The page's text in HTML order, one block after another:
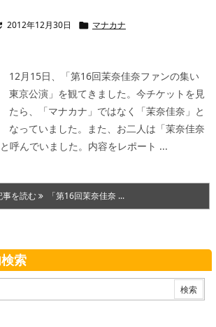
2012年12月30日  マナカナ
12月15日、「第16回茉奈佳奈ファンの集い
東京公演」を観てきました。今チケットを見
たら、「マナカナ」ではなく「茉奈佳奈」と
なっていました。また、お二人は「茉奈佳奈
呼んでいました。 内容をレポート ...
事を読む 「第16回茉奈佳奈 ...
索